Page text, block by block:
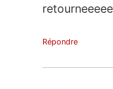
Répondre